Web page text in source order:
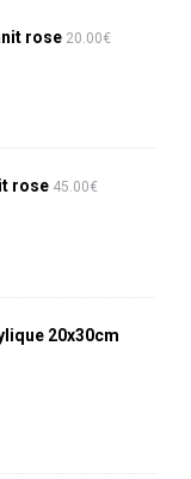
rose 20.00€
rose 45.00€
20x30cm